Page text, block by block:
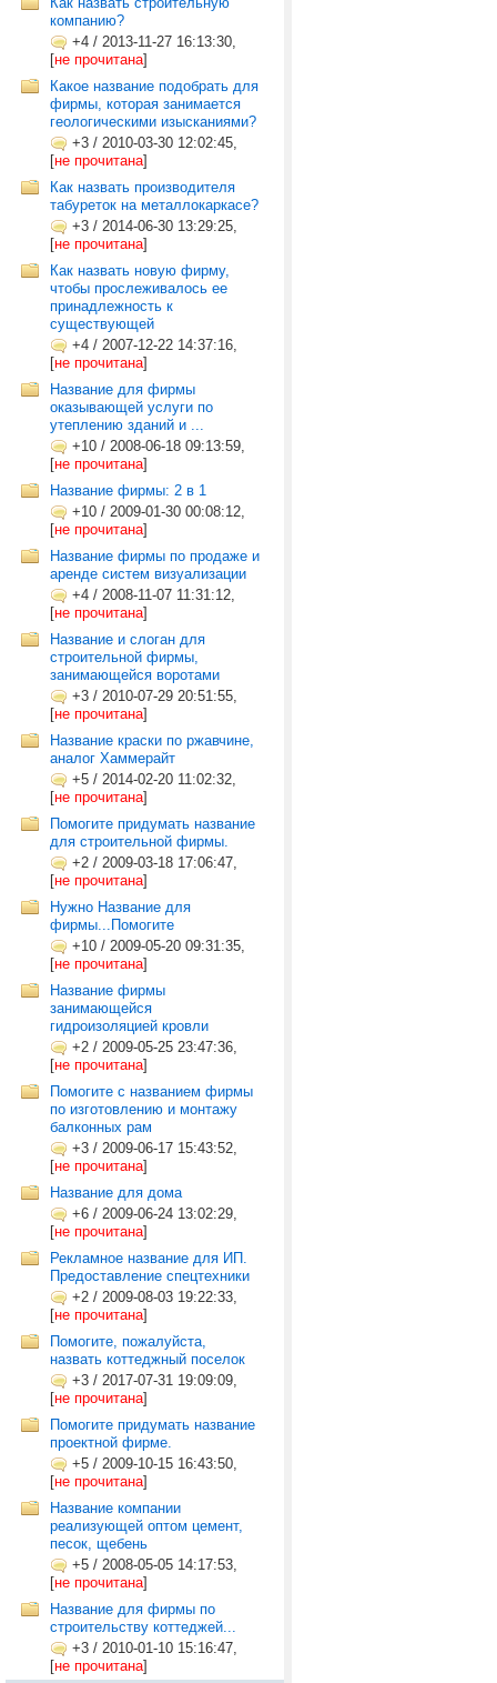
компанию?
+4 / 2013-11-27 16:13:30,
[не прочитана]
Какое название подобрать для
фирмы, которая занимается
геологическими изысканиями?
+3 / 2010-03-30 12:02:45,
[не прочитана]
Как назвать производителя
табуреток на металлокаркасе?
+3 / 2014-06-30 13:29:25,
[не прочитана]
Как назвать новую фирму,
чтобы прослеживалось ее
принадлежность к
существующей
+4 / 2007-12-22 14:37:16,
[не прочитана]
Название для фирмы
оказывающей услуги по
утеплению зданий и ...
+10 / 2008-06-18 09:13:59,
[не прочитана]
Название фирмы: 2 в 1
+10 / 2009-01-30 00:08:12,
[не прочитана]
Название фирмы по продаже и
аренде систем визуализации
+4 / 2008-11-07 11:31:12,
[не прочитана]
Название и слоган для
строительной фирмы,
занимающейся воротами
+3 / 2010-07-29 20:51:55,
[не прочитана]
Название краски по ржавчине,
аналог Хаммерайт
+5 / 2014-02-20 11:02:32,
[не прочитана]
Помогите придумать название
для строительной фирмы.
+2 / 2009-03-18 17:06:47,
[не прочитана]
Нужно Название для
фирмы...Помогите
+10 / 2009-05-20 09:31:35,
[не прочитана]
Название фирмы
занимающейся
гидроизоляцией кровли
+2 / 2009-05-25 23:47:36,
[не прочитана]
Помогите с названием фирмы
по изготовлению и монтажу
балконных рам
+3 / 2009-06-17 15:43:52,
[не прочитана]
Название для дома
+6 / 2009-06-24 13:02:29,
[не прочитана]
Рекламное название для ИП.
Предоставление спецтехники
+2 / 2009-08-03 19:22:33,
[не прочитана]
Помогите, пожалуйста,
назвать коттеджный поселок
+3 / 2017-07-31 19:09:09,
[не прочитана]
Помогите придумать название
проектной фирме.
+5 / 2009-10-15 16:43:50,
[не прочитана]
Название компании
реализующей оптом цемент,
песок, щебень
+5 / 2008-05-05 14:17:53,
[не прочитана]
Название для фирмы по
строительству коттеджей...
+3 / 2010-01-10 15:16:47,
[не прочитана]